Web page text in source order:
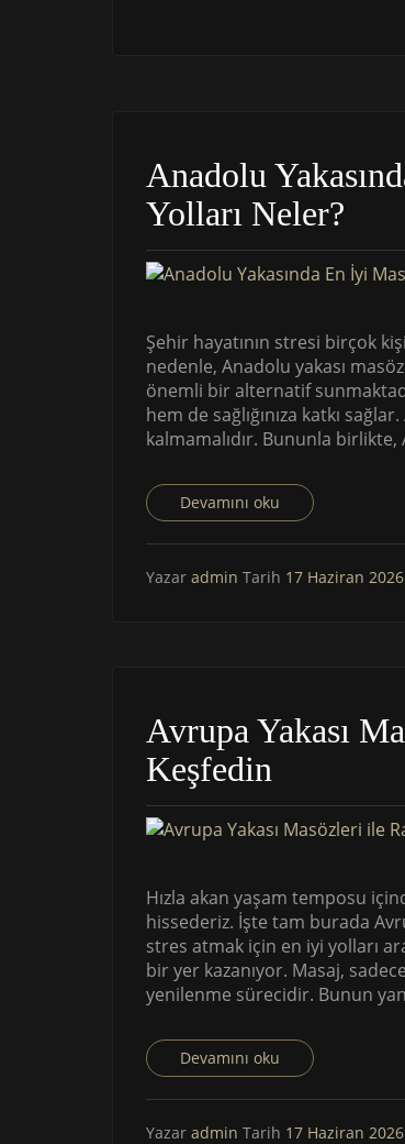
Anadolu
Yolları Neler?
Şehir hayatının stresi birçok
nedenle, Anadolu yakası
önemli bir alternatif
hem de sağlığınıza katkı
kalmamalıdır. Bununla birlikte,
Devamını oku
Yazar admin Tarih 17 Haziran 2026
Avrupa Yakası
Keşfedin
Hızla akan yaşam temposu
hissederiz. İşte tam burada
stres atmak için en iyi yolları
bir yer kazanıyor. Masaj,
yenilenme sürecidir. Bunun
Devamını oku
Yazar admin Tarih 17 Haziran 2026